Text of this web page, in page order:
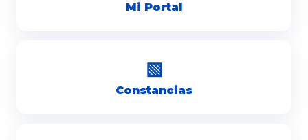
Mi Portal
▧
Constancias